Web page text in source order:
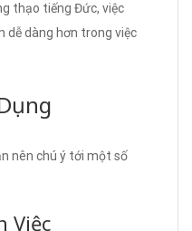
thạo tiếng Đức, việc
dễ dàng hơn trong việc
nên chú ý tới một số
Việc